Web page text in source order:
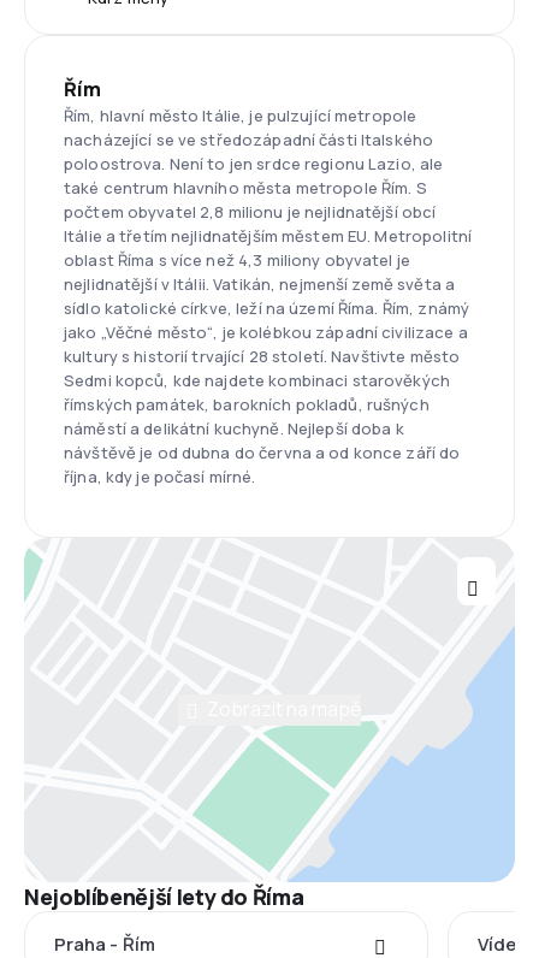
Řím
Řím, hlavní město Itálie, je pulzující metropole
nacházející se ve středozápadní části Italského
poloostrova. Není to jen srdce regionu Lazio, ale
také centrum hlavního města metropole Řím. S
počtem obyvatel 2,8 milionu je nejlidnatější obcí
Itálie a třetím nejlidnatějším městem EU. Metropolitní
oblast Říma s více než 4,3 miliony obyvatel je
nejlidnatější v Itálii. Vatikán, nejmenší země světa a
sídlo katolické církve, leží na území Říma. Řím, známý
jako „Věčné město“, je kolébkou západní civilizace a
kultury s historií trvající 28 století. Navštivte město
Sedmi kopců, kde najdete kombinaci starověkých
římských památek, barokních pokladů, rušných
náměstí a delikátní kuchyně. Nejlepší doba k
návštěvě je od dubna do června a od konce září do
října, kdy je počasí mírné.
Nejoblíbenější lety do Říma
Praha - Řím Vídeň